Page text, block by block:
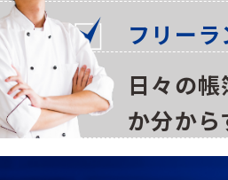
フリー
日々の
か分から